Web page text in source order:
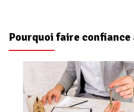
Pourquoi faire confiance